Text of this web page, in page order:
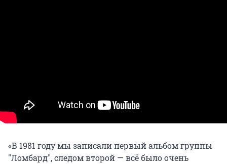
«В 1981 году мы записали первый альбом группы
"Ломбард", следом второй — всё было очень